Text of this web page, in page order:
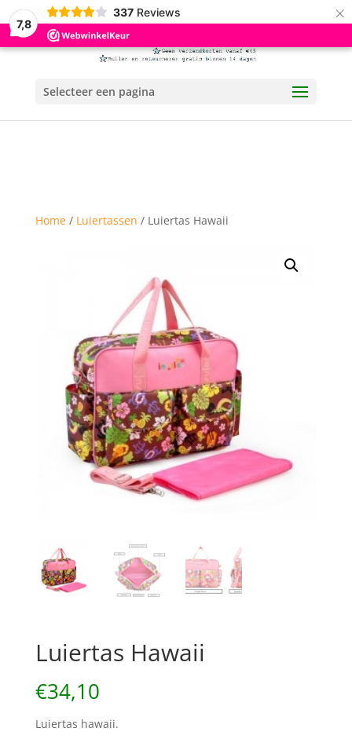
7,8
337 Reviews ×
Selecteer een pagina
Home/ Luiertassen / Luiertas Hawaii
Luiertas Hawaii
€34,10
Luiertas hawaii.